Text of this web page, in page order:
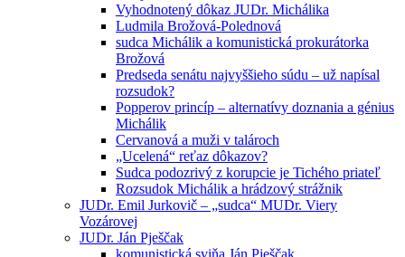
Vyhodnotený dôkaz JUDr. Michálika
Ludmila Brožová-Polednová
sudca Michálik a komunistická prokurátorka
Brožová
Predseda senátu najvyššieho súdu – už napísal
rozsudok?
Popperov princíp – alternatívy doznania a génius
Michálik
Cervanová a muži v talároch
„Ucelená“ reťaz dôkazov?
Sudca podozrivý z korupcie je Tichého priateľ
Rozsudok Michálik a hrádzový strážnik
JUDr. Emil Jurkovič – „sudca“ MUDr. Viery
Vozárovej
JUDr. Ján Pješčak
komunistická sviňa Ján Pješčak